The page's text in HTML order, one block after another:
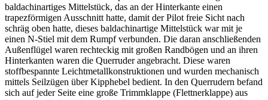
baldachinartiges Mittelstück, das an der Hinterkante einen
trapezförmigen Ausschnitt hatte, damit der Pilot freie Sicht nach
schräg oben hatte, dieses baldachinartige Mittelstück war mit je
einen N-Stiel mit dem Rumpf verbunden. Die daran anschließenden
Außenflügel waren rechteckig mit großen Randbögen und an ihren
Hinterkanten waren die Querruder angebracht. Diese waren
stoffbespannte Leichtmetallkonstruktionen und wurden mechanisch
mittels Seilzügen über Kipphebel bedient. In den Querrudern befand
sich auf jeder Seite eine große Trimmklappe (Flettnerklappe) aus